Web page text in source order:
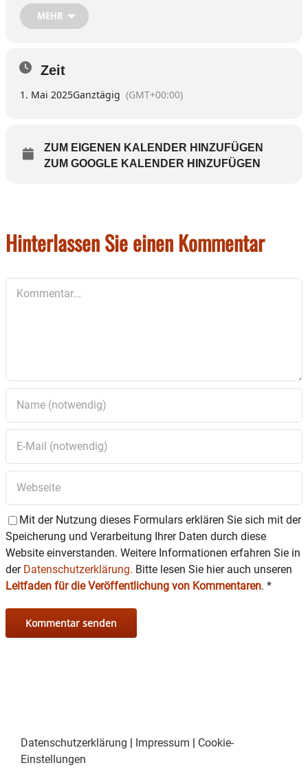
Die Tierschützer freuen sich auf viele Käufer und
Mehr dazu auf der Homepage unter
MEHR
Zeit
1. Mai 2025Ganztägig (GMT+00:00)
ZUM EIGENEN KALENDER HINZUFÜGEN
ZUM GOOGLE KALENDER HINZUFÜGEN
Hinterlassen Sie einen Kommentar
Mit der Nutzung dieses Formulars erklären Sie sich mit der
Speicherung und Verarbeitung Ihrer Daten durch diese
Website einverstanden. Weitere Informationen erfahren Sie in
der Datenschutzerklärung. Bitte lesen Sie hier auch unseren
Leitfaden für die Veröffentlichung von Kommentaren. *
Datenschutzerklärung | Impressum | Cookie-
Einstellungen